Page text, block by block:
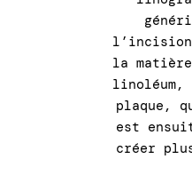
l’incision
la
linoléum,
plaque,
est
créer